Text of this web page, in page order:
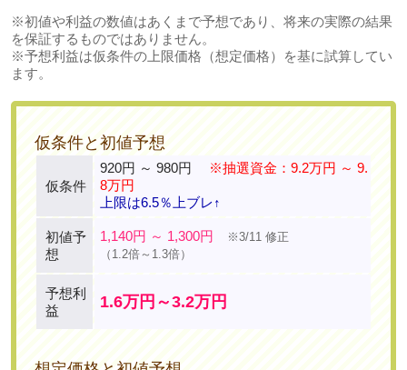
※初値や利益の数値はあくまで予想であり、将来の実際の結果
を保証するものではありません。
※予想利益は仮条件の上限価格（想定価格）を基に試算してい
ます。
仮条件と初値予想
仮条件
920円 ～ 980円
※抽選資金：9.2万円 ～ 9.
8万円
上限は6.5％上ブレ↑
初値予
想
1,140円 ～ 1,300円
※3/11 修正
（1.2倍～1.3倍）
予想利
益
1.6万円～3.2万円